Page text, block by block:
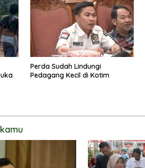
Perda Sudah Lindungi
Pedagang Kecil di Kotim